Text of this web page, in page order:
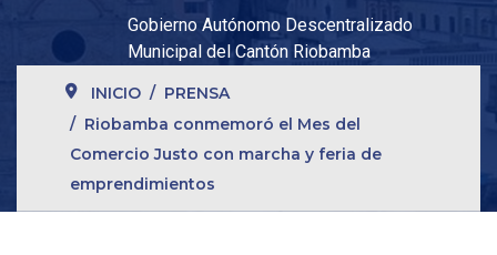
Gobierno Autónomo Descentralizado
Municipal del Cantón Riobamba
INICIO
PRENSA
Riobamba conmemoró el Mes del
Comercio Justo con marcha y feria de
emprendimientos